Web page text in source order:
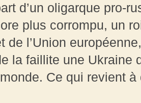
d’un oligarque pro-
plus corrompu, un
de l’Union
la faillite une Ukraine
Ce qui revient